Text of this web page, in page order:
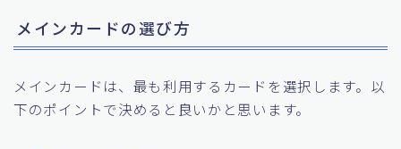
メインカードの選び方
メインカードは、最も利用するカードを選択します。以
下のポイントで決めると良いかと思います。